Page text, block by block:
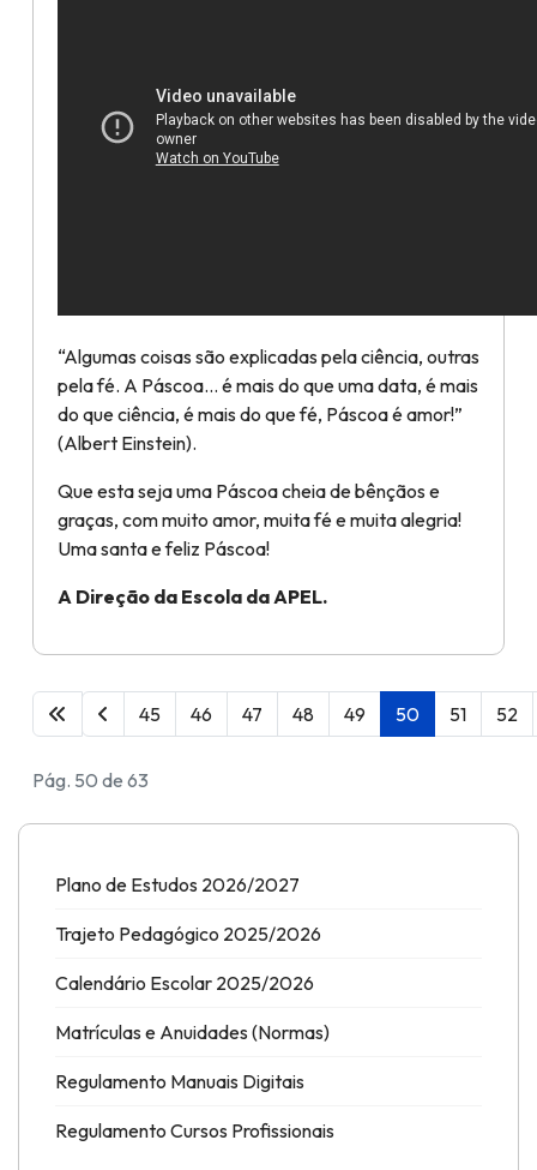
“Algumas coisas são explicadas pela ciência, outras
pela fé. A Páscoa… é mais do que uma data, é mais
do que ciência, é mais do que fé, Páscoa é amor!”
(Albert Einstein).
Que esta seja uma Páscoa cheia de bênçãos e
graças, com muito amor, muita fé e muita alegria!
Uma santa e feliz Páscoa!
A Direção da Escola da APEL.
45 46 47 48 49 50 51 52
Pág. 50 de 63
Plano de Estudos 2026/2027
Trajeto Pedagógico 2025/2026
Calendário Escolar 2025/2026
Matrículas e Anuidades (Normas)
Regulamento Manuais Digitais
Regulamento Cursos Profissionais